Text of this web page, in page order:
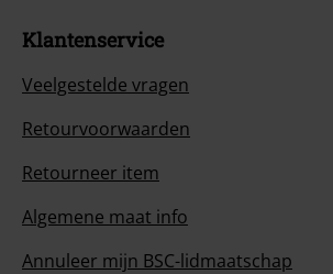
Klantenservice
Veelgestelde vragen
Retourvoorwaarden
Retourneer item
Algemene maat info
Annuleer mijn BSC-lidmaatschap